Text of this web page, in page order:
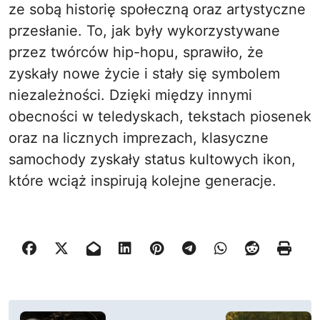
ze sobą historię społeczną oraz artystyczne
przesłanie. To, jak były wykorzystywane
przez twórców hip-hopu, sprawiło, że
zyskały nowe życie i stały się symbolem
niezależności. Dzięki między innymi
obecności w teledyskach, tekstach piosenek
oraz na licznych imprezach, klasyczne
samochody zyskały status kultowych ikon,
które wciąż inspirują kolejne generacje.
N